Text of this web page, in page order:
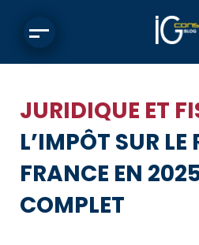
JURIDIQUE ET
L’IMPÔT SUR LE
FRANCE EN
COMPLET